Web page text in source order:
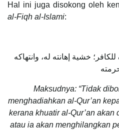
Hal ini juga disokong oleh
al-Fiqh al-Islami:
خشية إهانته له، وانتهاكه
Maksudnya: “Tidak
menghadiahkan al-Qur’an
kerana khuatir al-Qur’an
atau ia akan menghilangkan